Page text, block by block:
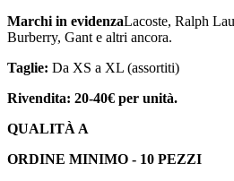
Marchi in evidenzaLacoste, Ralph
Burberry, Gant e altri ancora.
Taglie: Da XS a XL (assortiti)
Rivendita: 20-40€ per unità.
QUALITÀ A
ORDINE MINIMO - 10 PEZZI